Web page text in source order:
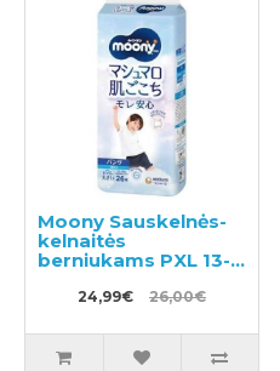
Moony Sauskelnės-
kelnaitės
berniukams PXL 13-
24,99€ 26,00€